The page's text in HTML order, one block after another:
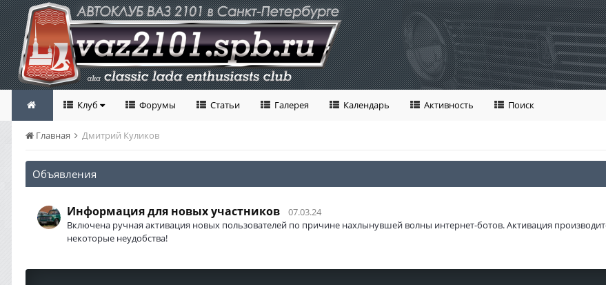
Клуб Форумы Статьи Галерея Календарь Активность Поиск
Главная Дмитрий Куликов
Объявления
Информация для новых участников
07.03.24
Включена ручная активация новых пользователей по причине нахлынувшей волны интернет-ботов. Активация
некоторые неудобства!